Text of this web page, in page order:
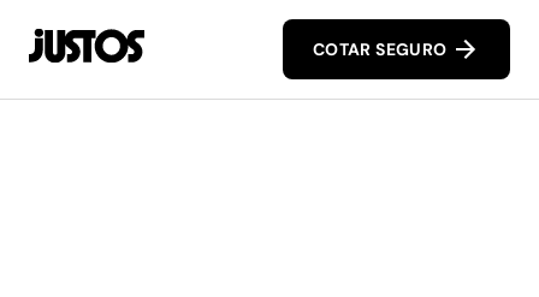
COTAR SEGURO